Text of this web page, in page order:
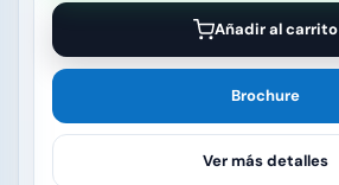
Añadir al carrito
Brochure
Ver más detalles